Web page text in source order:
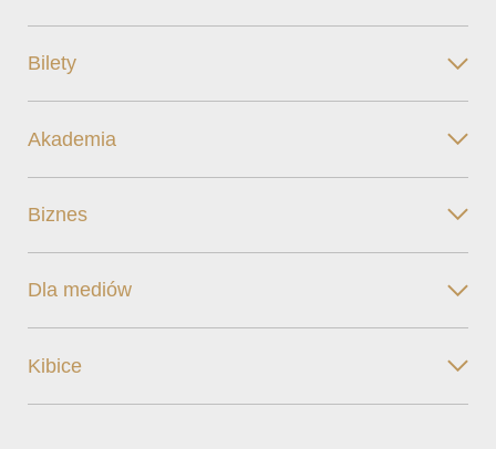
Bilety
Akademia
Biznes
Dla mediów
Kibice